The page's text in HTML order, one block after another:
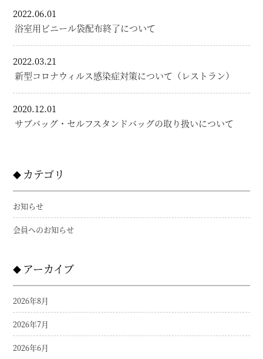
2022.06.01
浴室用ビニール袋配布終了について
2022.03.21
新型コロナウィルス感染症対策について（レストラン）
2020.12.01
サブバッグ・セルフスタンドバッグの取り扱いについて
カテゴリ
お知らせ
会員へのお知らせ
アーカイブ
2026年8月
2026年7月
2026年6月